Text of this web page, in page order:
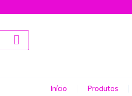
Início Produtos